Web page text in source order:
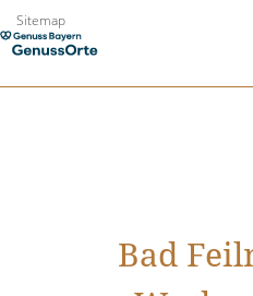
Zum
Inhalt
Sitemap
Bad